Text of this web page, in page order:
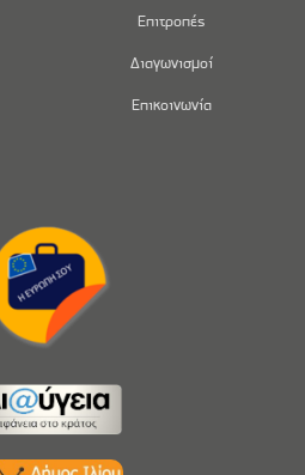
Επιτροπές
Διαγωνισμοί
Επικοινωνία